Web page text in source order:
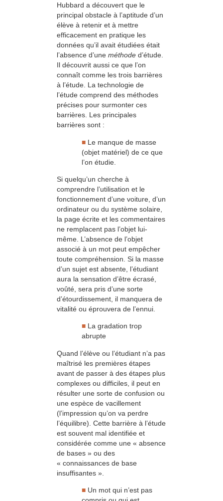
Hubbard a découvert que le
principal obstacle à l’aptitude d’un
élève à retenir et à mettre
efficacement en pratique les
données qu’il avait étudiées était
l’absence d’une méthode d’étude.
Il découvrit aussi ce que l’on
connaît comme les trois barrières
à l’étude. La technologie de
l’étude comprend des méthodes
précises pour surmonter ces
barrières. Les principales
barrières sont :
■ Le manque de masse
(objet matériel) de ce que
l’on étudie.
Si quelqu’un cherche à
comprendre l’utilisation et le
fonctionnement d’une voiture, d’un
ordinateur ou du système solaire,
la page écrite et les commentaires
ne remplacent pas l’objet lui-
même. L’absence de l’objet
associé à un mot peut empêcher
toute compréhension. Si la masse
d’un sujet est absente, l’étudiant
aura la sensation d’être écrasé,
voûté, sera pris d’une sorte
d’étourdissement, il manquera de
vitalité ou éprouvera de l’ennui.
■ La gradation trop
abrupte
Quand l’élève ou l’étudiant n’a pas
maîtrisé les premières étapes
avant de passer à des étapes plus
complexes ou difficiles, il peut en
résulter une sorte de confusion ou
une espèce de vacillement
(l’impression qu’on va perdre
l’équilibre). Cette barrière à l’étude
est souvent mal identifiée et
considérée comme une « absence
de bases » ou des
« connaissances de base
insuffisantes ».
■ Un mot qui n’est pas